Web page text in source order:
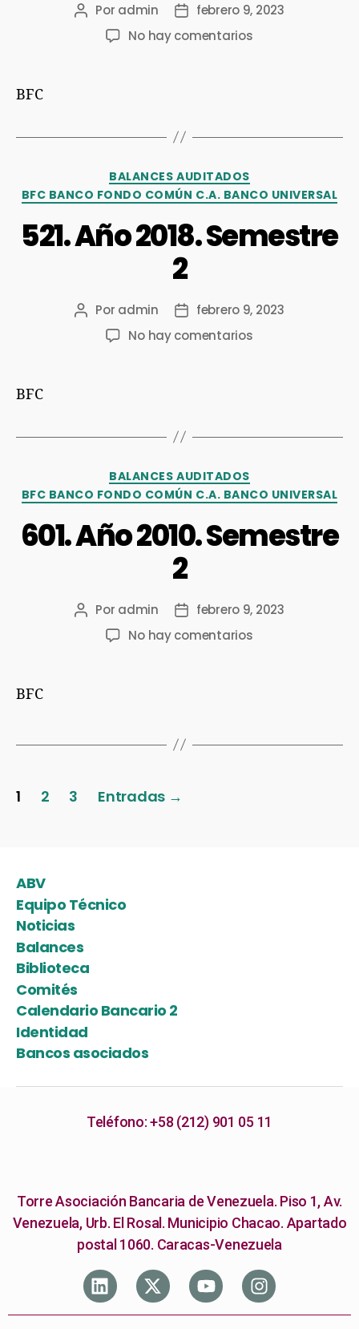
Por admin
febrero 9, 2023
No hay comentarios
BFC
BALANCES AUDITADOS
BFC BANCO FONDO COMÚN C.A. BANCO UNIVERSAL
521. Año 2018. Semestre
2
Por admin
febrero 9, 2023
No hay comentarios
BFC
BALANCES AUDITADOS
BFC BANCO FONDO COMÚN C.A. BANCO UNIVERSAL
601. Año 2010. Semestre
2
Por admin
febrero 9, 2023
No hay comentarios
BFC
1 2 3 Entradas →
ABV
Equipo Técnico
Noticias
Balances
Biblioteca
Comités
Calendario Bancario 2
Identidad
Bancos asociados
Teléfono: +58 (212) 901 05 11
Torre Asociación Bancaria de Venezuela. Piso 1, Av.
Venezuela, Urb. El Rosal. Municipio Chacao. Apartado
postal 1060. Caracas-Venezuela